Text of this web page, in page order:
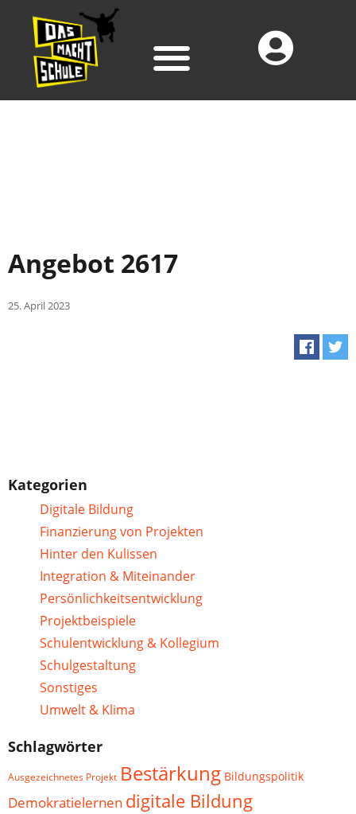
Angebot 2617
25. April 2023
Kategorien
Digitale Bildung
Finanzierung von Projekten
Hinter den Kulissen
Integration & Miteinander
Persönlichkeitsentwicklung
Projektbeispiele
Schulentwicklung & Kollegium
Schulgestaltung
Sonstiges
Umwelt & Klima
Schlagwörter
Ausgezeichnetes Projekt Bestärkung Bildungspolitik
Demokratielernen digitale Bildung